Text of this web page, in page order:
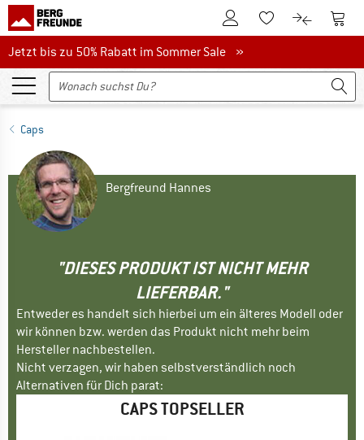
Zum KundenkontoZum Merkzettel.
Zum Zum
Jetzt bis zu 50% Rabatt im Sommer Sale
Jetzt bis zu 50% Rabatt im Sommer Sale »
Caps
Bergfreund Hannes
"DIESES PRODUKT IST NICHT MEHR
LIEFERBAR."
Entweder es handelt sich hierbei um ein älteres Modell oder
wir können bzw. werden das Produkt nicht mehr beim
Hersteller nachbestellen.
Nicht verzagen, wir haben selbstverständlich noch
Alternativen für Dich parat:
CAPS TOPSELLER